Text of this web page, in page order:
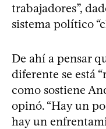
trabajadores”,
sistema político
De ahí a pensar
diferente se está
como sostiene
opinó. “Hay un
hay un